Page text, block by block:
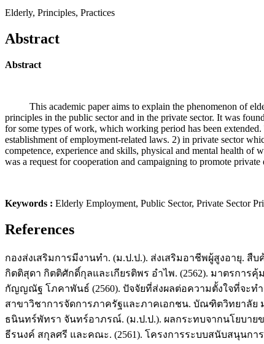
Elderly, Principles, Practices
Abstract
Abstract
This academic paper aims to explain the phenomenon of
principles in the public sector and in the private sector. It was
for some types of work, which working period has been
establishment of employment-related laws. 2) in private sector
competence, experience and skills, physical and mental health of
was a request for cooperation and campaigning to promote
Keywords : Elderly Employment, Public Sector, Private Sector
References
กองส่งเสริมการมีงานทำ. (ม.ป.ป.). ส่งเสริมอาชีพผู้สูงอายุ. สืบค้นเ
กิตติสุดา กิตติศักดิ์กุลและเกียรติพร อำไพ. (2562). มาตรการคุ้
กัญญณัฐ โภคาพันธ์ (2560). ปัจจัยที่ส่งผลต่อความตั้งใจที่จะ
สาขาวิชาการจัดการภาครัฐและภาคเอกชน. บัณฑิตวิทยาลัย
ธนินทร์พัทรา จันทร์อาภรณ์. (ม.ป.ป.). ผลกระทบจากนโยบาย
ธีรนงค์ สกุลศรี และคณะ. (2561). โครงการระบบสนับสนุนก